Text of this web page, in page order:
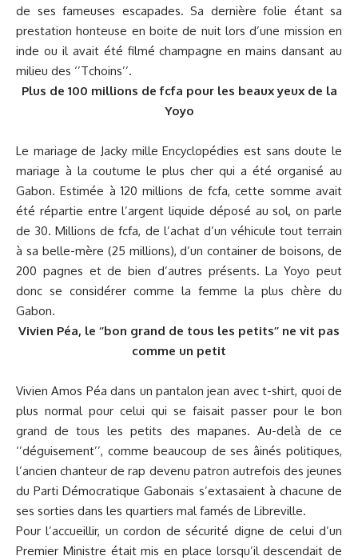
de ses fameuses escapades. Sa dernière folie étant sa
prestation honteuse en boite de nuit lors d’une mission en
inde ou il avait été filmé champagne en mains dansant au
milieu des ‘’Tchoins’’.
Plus de 100 millions de fcfa pour les beaux yeux de la
Yoyo
Le mariage de Jacky mille Encyclopédies est sans doute le
mariage à la coutume le plus cher qui a été organisé au
Gabon. Estimée à 120 millions de fcfa, cette somme avait
été répartie entre l’argent liquide déposé au sol, on parle
de 30. Millions de fcfa, de l’achat d’un véhicule tout terrain
à sa belle-mère (25 millions), d’un container de boisons, de
200 pagnes et de bien d’autres présents. La Yoyo peut
donc se considérer comme la femme la plus chère du
Gabon.
Vivien Péa, le ‘’bon grand de tous les petits’’ ne vit pas
comme un petit
Vivien Amos Péa dans un pantalon jean avec t-shirt, quoi de
plus normal pour celui qui se faisait passer pour le bon
grand de tous les petits des mapanes. Au-delà de ce
‘’déguisement’’, comme beaucoup de ses âinés politiques,
l’ancien chanteur de rap devenu patron autrefois des jeunes
du Parti Démocratique Gabonais s’extasaient à chacune de
ses sorties dans les quartiers mal famés de Libreville.
Pour l’accueillir, un cordon de sécurité digne de celui d’un
Premier Ministre était mis en place lorsqu’il descendait de